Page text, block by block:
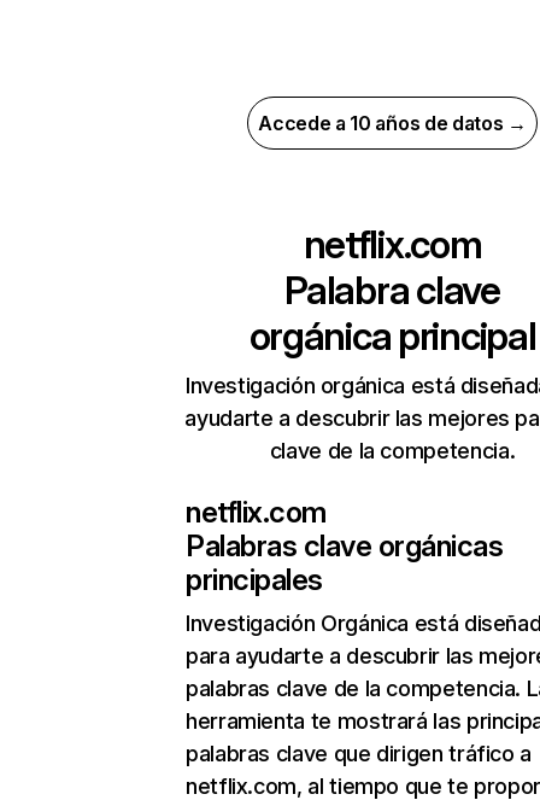
Accede a 10 años de datos →
netflix.com
Palabra clave
orgánica principal
Investigación orgánica está
ayudarte a descubrir las mejores
clave de la competencia.
netflix.com
Palabras clave orgánicas
principales
Investigación Orgánica está
para ayudarte a descubrir las
palabras clave de la competencia.
herramienta te mostrará las
palabras clave que dirigen tráfico a
netflix.com, al tiempo que te